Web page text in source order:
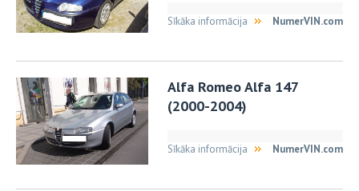
NumerVIN.com
Sīkāka informācija
Alfa Romeo Alfa 147
(2000-2004)
NumerVIN.com
Sīkāka informācija